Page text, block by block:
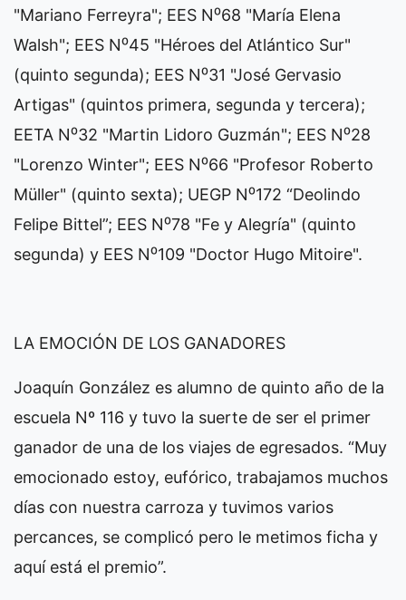
"Mariano Ferreyra"; EES N⁰68 "María Elena
Walsh"; EES N⁰45 "Héroes del Atlántico Sur"
(quinto segunda); EES N⁰31 "José Gervasio
Artigas" (quintos primera, segunda y tercera);
EETA N⁰32 "Martin Lidoro Guzmán"; EES N⁰28
"Lorenzo Winter"; EES N⁰66 "Profesor Roberto
Müller" (quinto sexta); UEGP N⁰172 “Deolindo
Felipe Bittel”; EES N⁰78 "Fe y Alegría" (quinto
segunda) y EES N⁰109 "Doctor Hugo Mitoire".
LA EMOCIÓN DE LOS GANADORES
Joaquín González es alumno de quinto año de la
escuela Nº 116 y tuvo la suerte de ser el primer
ganador de una de los viajes de egresados. “Muy
emocionado estoy, eufórico, trabajamos muchos
días con nuestra carroza y tuvimos varios
percances, se complicó pero le metimos ficha y
aquí está el premio”.